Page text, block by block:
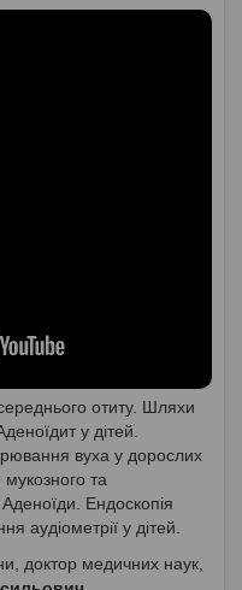
отиту. Шляхи
у дітей.
вуха у дорослих
та
Ендоскопія
аудіометрії у дітей.
доктор медичних наук,